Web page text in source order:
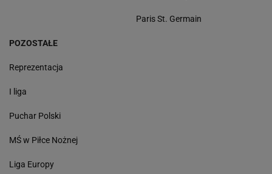
Paris St. Germain
POZOSTAŁE
Reprezentacja
I liga
Puchar Polski
MŚ w Piłce Nożnej
Liga Europy